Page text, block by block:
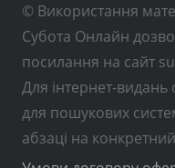
© Використання
Субота Онлайн
посилання на сайт
Для інтернет-видань
для пошукових
абзаці на